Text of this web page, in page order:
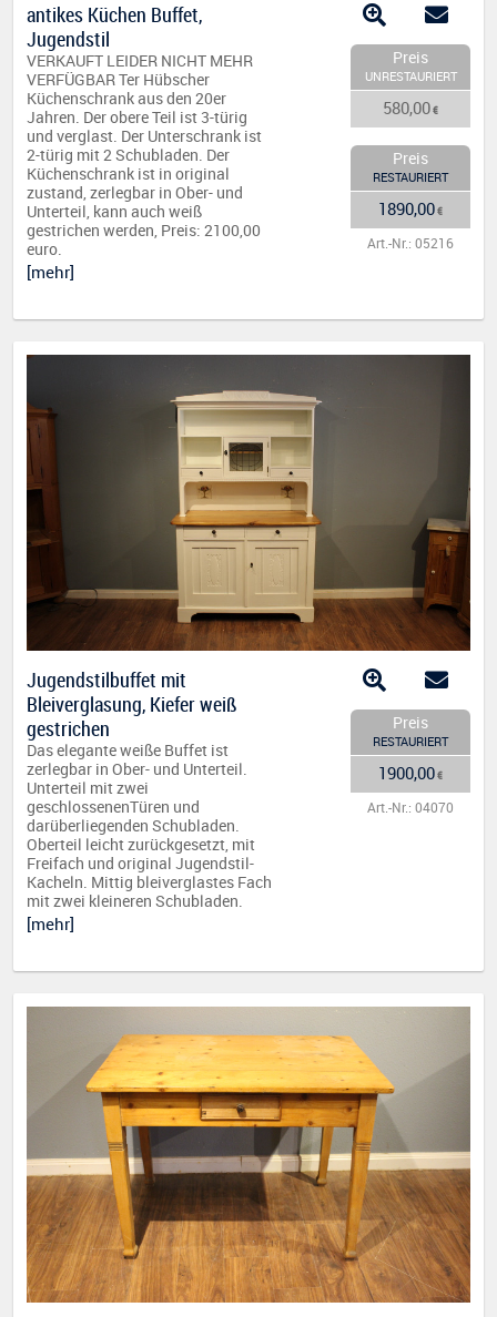
antikes Küchen Buffet,
Jugendstil
VERKAUFT LEIDER NICHT MEHR
VERFÜGBAR Ter Hübscher
Küchenschrank aus den 20er
Jahren. Der obere Teil ist 3-türig
und verglast. Der Unterschrank ist
2-türig mit 2 Schubladen. Der
Küchenschrank ist in original
zustand, zerlegbar in Ober- und
Unterteil, kann auch weiß
gestrichen werden, Preis: 2100,00
euro.
[mehr]
Preis
UNRESTAURIERT
580,00€
Preis
RESTAURIERT
1890,00€
Art.-Nr.: 05216
Jugendstilbuffet mit
Bleiverglasung, Kiefer weiß
gestrichen
Das elegante weiße Buffet ist
zerlegbar in Ober- und Unterteil.
Unterteil mit zwei
geschlossenenTüren und
darüberliegenden Schubladen.
Oberteil leicht zurückgesetzt, mit
Freifach und original Jugendstil-
Kacheln. Mittig bleiverglastes Fach
mit zwei kleineren Schubladen.
[mehr]
Preis
RESTAURIERT
1900,00€
Art.-Nr.: 04070